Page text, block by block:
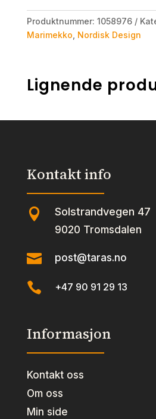
Produktnummer: 1058976
Marimekko Nordisk Design
Lignende
Kontakt info
 Solstrandvegen 47
9020 Tromsdalen
 post@taras.no
 +47 90 91 29 13
Informasjon
Kontakt oss
Om oss
Min side